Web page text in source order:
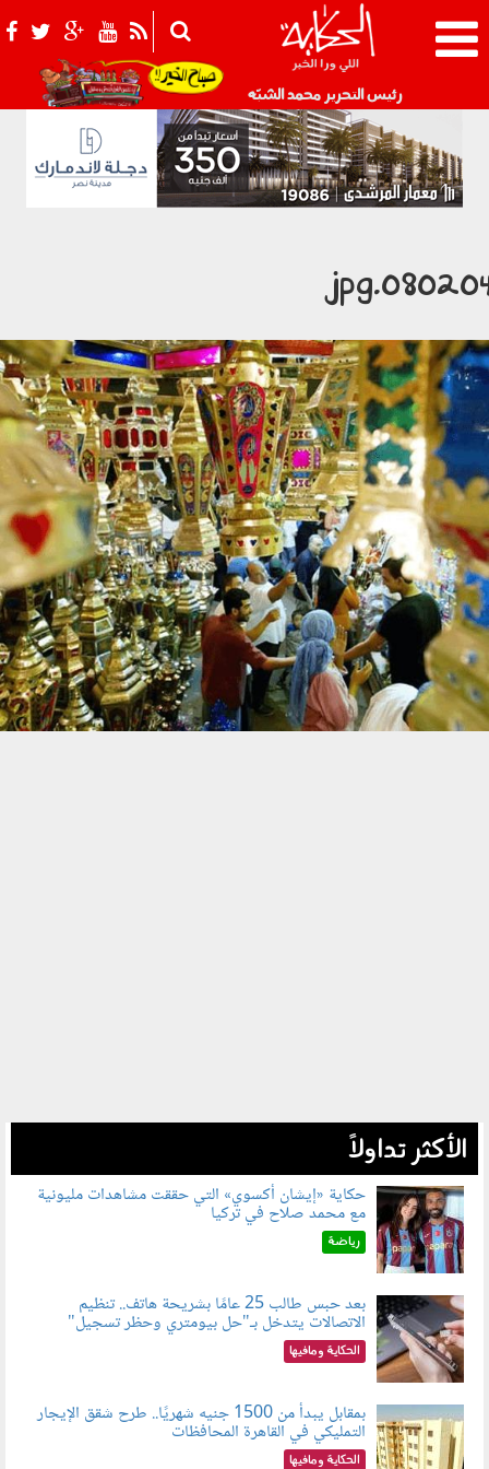
رئيس التحرير محمد الشبّه 021_2.png
الأكثر تداولاً
080802.jpg
حكاية «إيشان أكسوي» التي حققت مشاهدات مليونية
مع محمد صلاح في تركيا
رياضة
080803.jpg
بعد حبس طالب 25 عامًا بشريحة هاتف.. تنظيم
الاتصالات يتدخل بـ"حل بيومتري وحظر تسجيل"
الحكاية ومافيها
080801.jpg
بمقابل يبدأ من 1500 جنيه شهريًا.. طرح شقق الإيجار
التمليكي في القاهرة المحافظات
الحكاية ومافيها